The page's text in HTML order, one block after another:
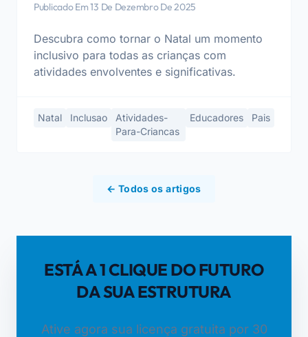
Publicado Em 13 De Dezembro De 2025
Descubra como tornar o Natal um momento
inclusivo para todas as crianças com
atividades envolventes e significativas.
Natal Inclusao
Atividades-
Para-Criancas
Educadores Pais
← Todos os artigos
ESTÁ A 1 CLIQUE DO FUTURO
DA SUA ESTRUTURA
Ative agora sua licença gratuita por 30